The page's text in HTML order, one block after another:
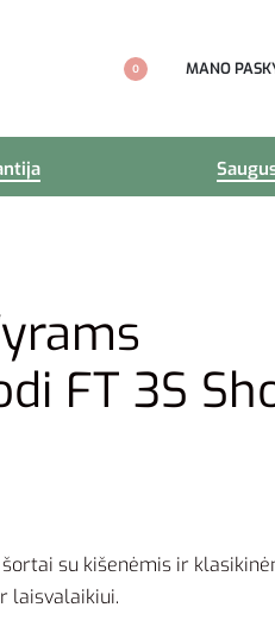
0 MANO
FT 3S
su kišenėmis ir
laisvalaikiui.